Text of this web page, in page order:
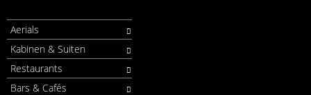
Aerials
Kabinen & Suiten
Restaurants
Bars & Cafés